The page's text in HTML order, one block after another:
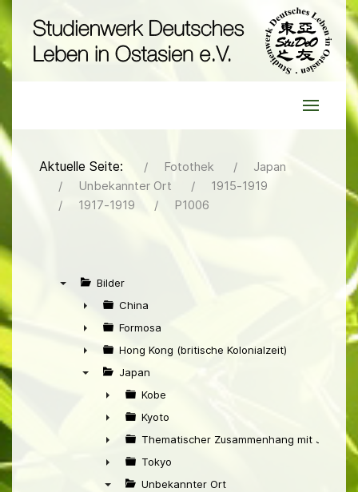
Aktuelle Seite: Fotothek
Japan
Unbekannter Ort
1915-1919
1917-1919
P1006
Bilder
►
China
►
Formosa
►
Hong Kong (britische Kolonialzeit)
Japan
►
Kobe
►
Kyoto
►
Thematischer Zusammenhang mit Japan
►
Tokyo
Unbekannter Ort